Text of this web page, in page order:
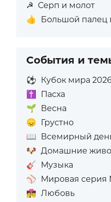
☭ Серп и молот
👍
Большой палец
События и
⚽ Кубок мира
✝️
Пасха
🌱 Весна
😞 Грустно
📖 Всемирный
🐶 Домашние
🎸 Музыка
⚾ Мировая серия
👩‍❤️‍💋‍👨 Любовь